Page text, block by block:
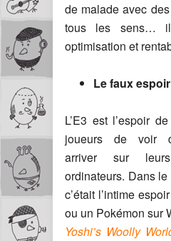
de malade avec
tous les sens… il
optimisation et
Le faux espoir
L’E3 est l’espoir
joueurs de voir
arriver sur
ordinateurs. Dans le
c’était l’intime
ou un Pokémon sur
Yoshi’s Woolly